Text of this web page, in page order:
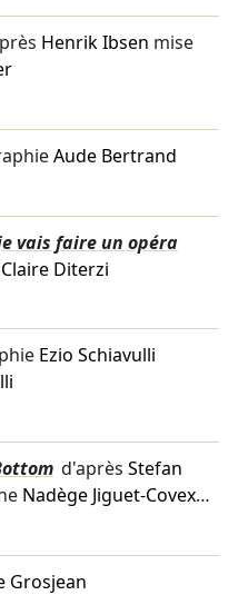
Henrik Ibsen mise
Aude Bertrand
vais faire un opéra
Claire Diterzi
Ezio Schiavulli
d'après Stefan
Nadège Jiguet‑Covex…
Grosjean